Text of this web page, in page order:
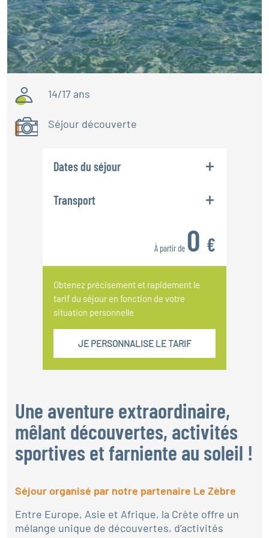
14/17 ans
Séjour découverte
Dates du séjour
Transport
À partir de 0 €
Obtenez précisement et rapidement le
tarif du séjour en fonction de votre
situation personnelle
JE PERSONNALISE LE TARIF
Une aventure extraordinaire,
mêlant découvertes, activités
sportives et farniente au soleil !
Séjour organisé par notre partenaire Le Zèbre
Entre Europe, Asie et Afrique, la Crète offre un
mélange unique de découvertes, d’activités